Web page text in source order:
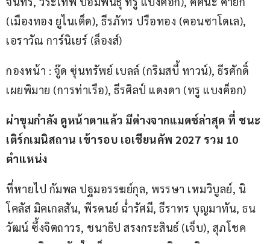
(เมืองทอง ยูไนเต็ด), ธีรภัทร ปรือทอง (คอนซาโดเล),
เอราวัณ การ์นิเยร์ (ล็องส์)
กองหน้า : จู๊ด ซุ่นทรัพย์ เบลล์ (กริมสบี้ ทาวน์), ธีรศักดิ์
เผยพิมาย (การท่าเรือ), ธีรศิลป์ แดงดา (ทรู แบงค็อก)
ผ่าขุมกำลัง ดูหน้าตาแล้ว มีต่างจากแมตช์ล่าสุด ที่ ชนะ
เติร์กเมนิสถาน เข้ารอบ เอเชียนคัพ 2027 รวม 10
ตำแหน่ง
ที่หายไป กัมพล ปฐมอรรฆย์กุล, พรรษา เหมวิบูลย์, นิ
โคลัส มิคเกลสัน, พีรดนย์ ฉ่ำรัศมี, ธีราทร บุญมาทัน, ธน
วัฒน์ ซึ้งจิตถาวร, ชนาธิป สรงกระสินธ์ (เจ็บ), สุภโชค